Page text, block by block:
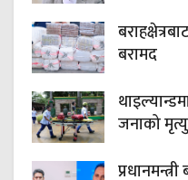
बरामद
जनाको मृत्यु